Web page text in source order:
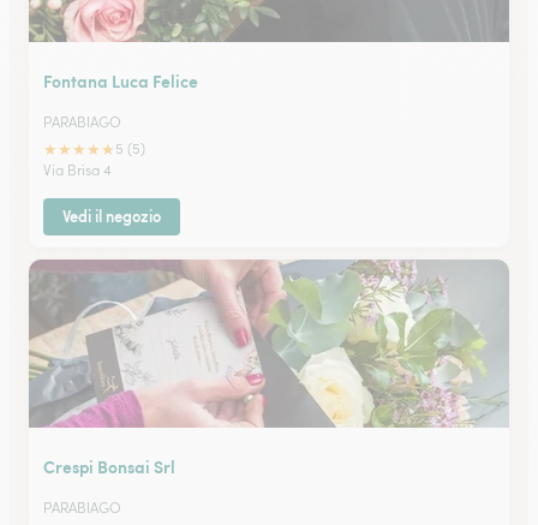
Fontana Luca Felice
PARABIAGO
★★★★★ 5 (5)
Via Brisa 4
Vedi il negozio
Crespi Bonsai Srl
PARABIAGO